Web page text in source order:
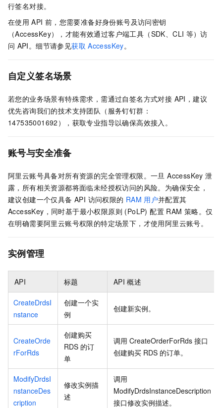
行签名对接。
在使用 API 前，您需要准备好身份账号及访问密钥
（AccessKey），才能有效通过客户端工具（SDK、CLI 等）访
问 API。细节请参见获取 AccessKey。
自定义签名场景
若您的业务场景有特殊需求，需通过自签名方式对接 API，建议
优先咨询我们的技术支持团队（服务钉钉群：
147535001692），获取专业指导以确保高效接入。
账号与安全准备
阿里云账号具备对所有资源的完全管理权限。一旦 AccessKey 泄
露，所有相关资源都将面临未经授权访问的风险。为确保安全，
建议创建一个仅具备 API 访问权限的 RAM 用户并配置其
AccessKey，同时基于最小权限原则 (PoLP) 配置 RAM 策略。仅
在明确需要阿里云账号权限的特定场景下，才使用阿里云账号。
实例管理
API 标题 API 概述
CreateDrdsI
nstance
创建一个实
例
创建新实例。
CreateOrde
rForRds
创建购买
RDS 的订
单
调用 CreateOrderForRds 接口
创建购买 RDS 的订单。
ModifyDrdsI
nstanceDes
cription
修改实例描
述
调用
ModifyDrdsInstanceDescription
接口修改实例描述。